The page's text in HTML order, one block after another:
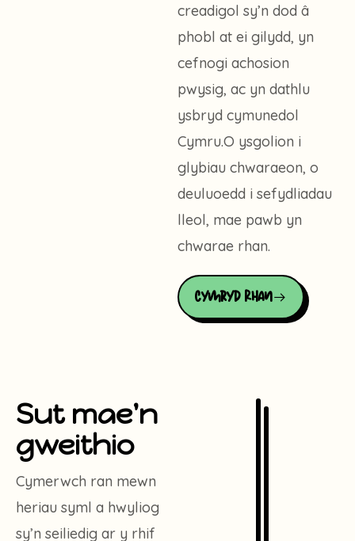
creadigol sy’n dod â
phobl at ei gilydd, yn
cefnogi achosion
pwysig, ac yn dathlu
ysbryd cymunedol
Cymru.O ysgolion i
glybiau chwaraeon, o
deuluoedd i sefydliadau
lleol, mae pawb yn
chwarae rhan.
Cymryd Rhan
Sut mae'n
gweithio
Cymerwch ran mewn
heriau syml a hwyliog
sy’n seiliedig ar y rhif